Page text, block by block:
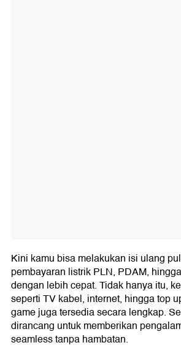
Kini kamu bisa melakukan isi ulang
pembayaran listrik PLN, PDAM,
dengan lebih cepat. Tidak hanya itu,
seperti TV kabel, internet, hingga top
game juga tersedia secara lengkap.
dirancang untuk memberikan
seamless tanpa hambatan.